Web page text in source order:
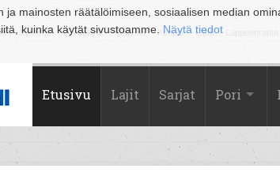
ja mainosten räätälöimiseen, sosiaalisen median
kuinka käytät sivustoamme. Näytä tiedot
Joensuu Jyväskylä Kouvola Kuopio Lahti
Etusivu Lajit Sarjat Pori